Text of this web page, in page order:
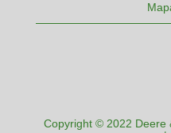
Copyright © 2022 Deere